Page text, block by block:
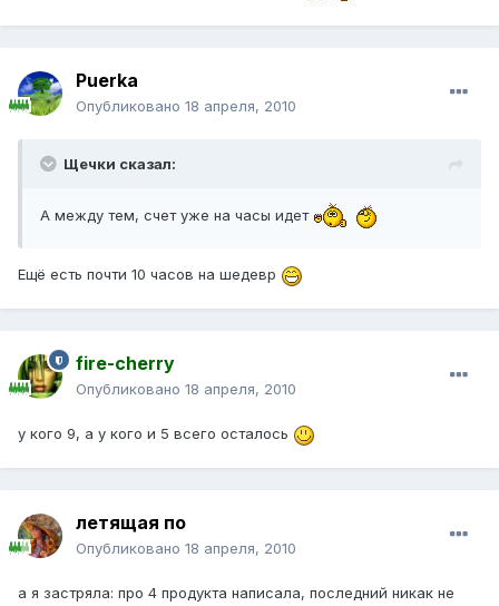
Puerka
Опубликовано 18 апреля, 2010
Щечки сказал:
А между тем, счет уже на часы идет
Ещё есть почти 10 часов на шедевр
fire-cherry
Опубликовано 18 апреля, 2010
у кого 9, а у кого и 5 всего осталось
летящая по
Опубликовано 18 апреля, 2010
а я застряла: про 4 продукта написала, последний никак не